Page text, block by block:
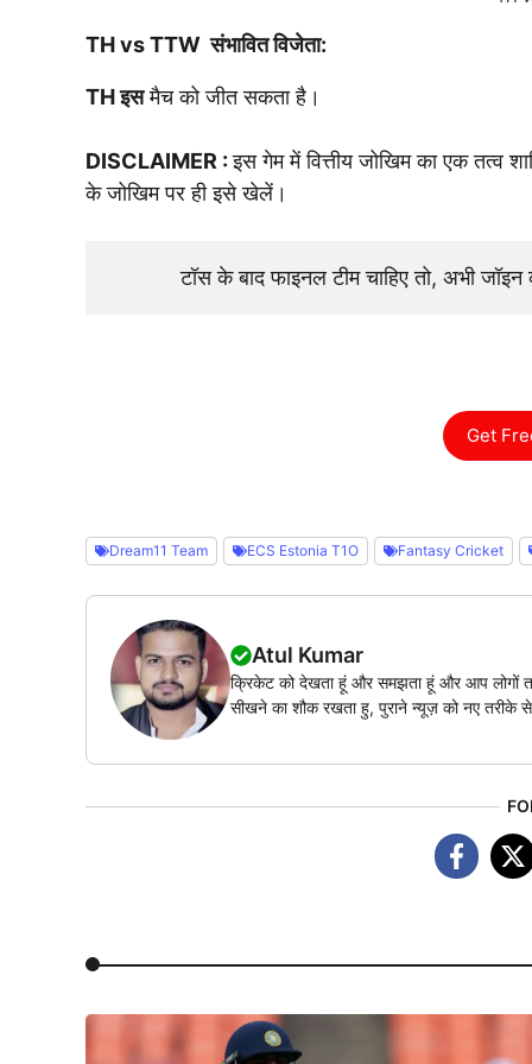
TH vs TTW संभावित विजेता:
TH इसमैच को जीत सकता है।
DISCLAIMER :इस गेम में वित्तीय जोखिम का एक तत्व
के जोखिम पर ही इसे खेलें।
टॉस के बाद फाइनल टीम चाहिए तो, अभी
Get
Dream11 Team ECS Estonia T1O Fantasy Cricket
Atul Kumar
क्रिकेट को देखता हूं और समझता हूं और आप लोगों
सीखने का शौक रखता हु, पुराने न्यूज़ को नए तरीके